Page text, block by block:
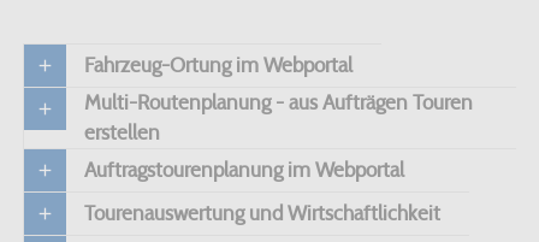
Fahrzeug-Ortung im Webportal
Multi-Routenplanung - aus Aufträgen Touren
erstellen
Auftragstourenplanung im Webportal
Tourenauswertung und Wirtschaftlichkeit